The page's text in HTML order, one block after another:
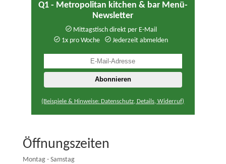
Q1 - Metropolitan kitchen & bar Menü-
Newsletter
Mittagstisch direkt per E-Mail
1x pro Woche
Jederzeit abmelden
(Beispiele & Hinweise: Datenschutz, Details, Widerruf)
Öffnungszeiten
Montag - Samstag